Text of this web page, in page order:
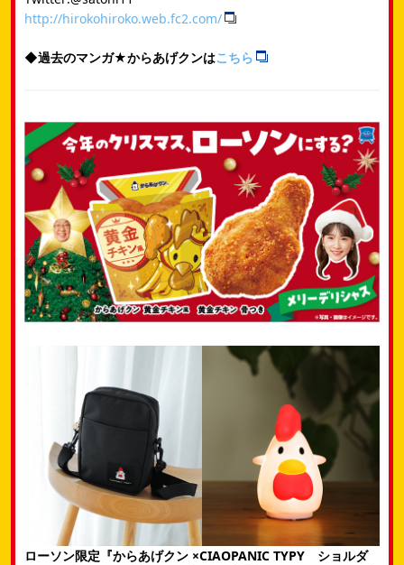
http://hirokohiroko.web.fc2.com/
◆過去のマンガ★からあげクンはこちら
ローソン限定『からあげクン ×CIAOPANIC TYPY ショルダ